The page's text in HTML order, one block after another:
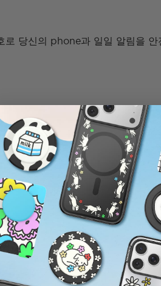
로 당신의 phone과 일일 알림을 안